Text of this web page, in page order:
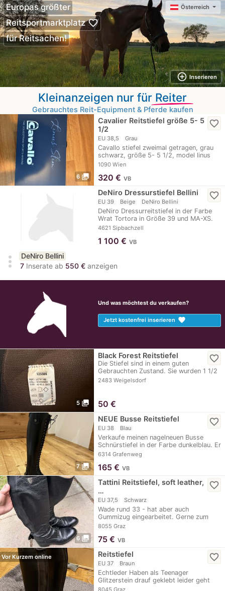
Österreich
Europas größter
Reitsportmarktplatz favorite_border
für Reitsachen!
add_circle_outline Inserieren
Kleinanzeigen nur für Reiter
Gebrauchtes Reit-Equipment & Pferde kaufen
6 photo_library
Cavalier Reitstiefel größe 5- 5
1/2
EU 38,5 Grau
Cavallo stiefel zweimal getragen, grau
schwarz, größe 5- 5 1/2, model linus
slim, in…
1090 Wien
favorite_border
320 € VB
DeNiro Dressurstiefel Bellini
EU 39 Beige DeNiro Bellini
DeNiro Dressurreitstiefel in der Farbe
Wrat Tortora in Größe 39 und MA-XS.
Wurden Ende…
4621 Sipbachzell
favorite_border
1 100 € VB
more_vert
DeNiro Bellini
7 Inserate ab 550 € anzeigen
Und was möchtest du verkaufen?
Jetzt kostenfrei inserieren favorite
5 photo_library
Black Forest Reitstiefel
Die Stiefel sind in einem guten
Gebrauchten Zustand. Sie wurden 1 1/2
Sommer Saisonen…
2483 Weigelsdorf
favorite_border
50 €
7 photo_library
NEUE Busse Reitstiefel
EU 38 Blau
Verkaufe meinen nagelneuen Busse
Schnürstiefel in der Farbe dunkelblau. Er
wurde noch…
6314 Grafenweg
favorite_border
165 € VB
6 photo_library
Tattini Reitstiefel, soft leather,
…
EU 37,5 Schwarz
Wade rund 33 - hat aber auch
Gummizug eingearbeitet. Gerne zum
Springen getragen aber…
8055 Graz
favorite_border
75 € VB
Vor Kurzem online Reitstiefel
EU 37 Braun
Echtleder Haben als Teenager
Glitzerstein drauf geklebt leider geht
der Kleber nicht…
8045 Graz
favorite_border